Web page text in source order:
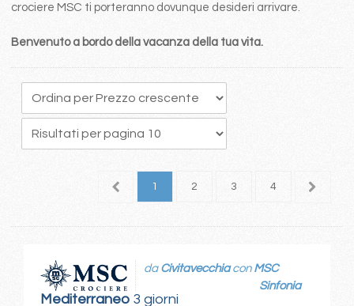
crociere MSC ti porteranno dovunque desideri arrivare.
Benvenuto a bordo della vacanza della tua vita.
1 2 3 4 5
Mediterraneo3 giorni
da Civitavecchiacon MSC
Sinfonia